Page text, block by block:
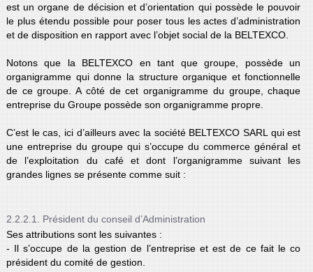
est un organe de décision et d’orientation qui possède le pouvoir
le plus étendu possible pour poser tous les actes d’administration
et de disposition en rapport avec l’objet social de la BELTEXCO.
Notons que la BELTEXCO en tant que groupe, possède un
organigramme qui donne la structure organique et fonctionnelle
de ce groupe. A côté de cet organigramme du groupe, chaque
entreprise du Groupe possède son organigramme propre.
C’est le cas, ici d’ailleurs avec la société BELTEXCO SARL qui est
une entreprise du groupe qui s’occupe du commerce général et
de l’exploitation du café et dont l’organigramme suivant les
grandes lignes se présente comme suit :
2.2.2.1. Président du conseil d’Administration
Ses attributions sont les suivantes :
- Il s’occupe de la gestion de l’entreprise et est de ce fait le co
président du comité de gestion.